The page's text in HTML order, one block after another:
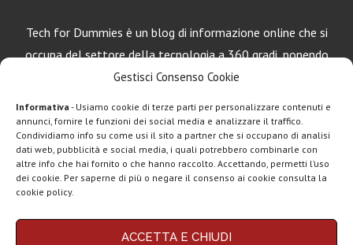
Gestisci Consenso Cookie
Informativa - Usiamo cookie di terze parti per personalizzare contenuti e
annunci, fornire le funzioni dei social media e analizzare il traffico.
Condividiamo info su come usi il sito a partner che si occupano di analisi
dati web, pubblicità e social media, i quali potrebbero combinarle con
altre info che hai fornito o che hanno raccolto. Accettando, permetti l’uso
dei cookie. Per saperne di più o negare il consenso ai cookie consulta la
cookie policy.
ACCETTA E CHIUDI
Tech for Dummies è un blog di informazione online che si
occupa del settore della tecnologia a 360 gradi, ponendo
una particolare attenzione al mondo Android, Apple e
Chi siamo Contatti Disclaimer Privacy policy
LEGGI ANCHE
Motorola rinnova